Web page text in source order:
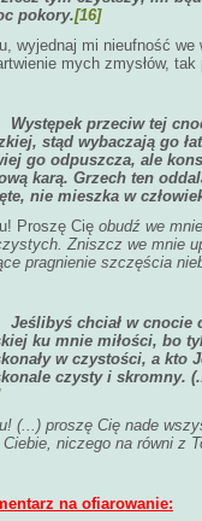
pokory.[16]
wyjednaj mi nieufność we
mych zmysłów,
Występek przeciw tej
stąd wybaczają go
go odpuszcza, ale
karą. Grzech ten
nie mieszka w
Proszę Cię obudź we
Zniszcz we mnie
pragnienie szczęścia
Jeślibyś chciał w
ku mnie miłości, bo
w czystości, a kto
czysty i skromny.
(...) proszę Cię nade
Ciebie, niczego na równi z
na ofiarowanie: